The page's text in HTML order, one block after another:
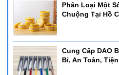
Phân Loại Một
Chuộng Tại Hồ
Cung Cấp DAO
Bỉ, An Toàn,